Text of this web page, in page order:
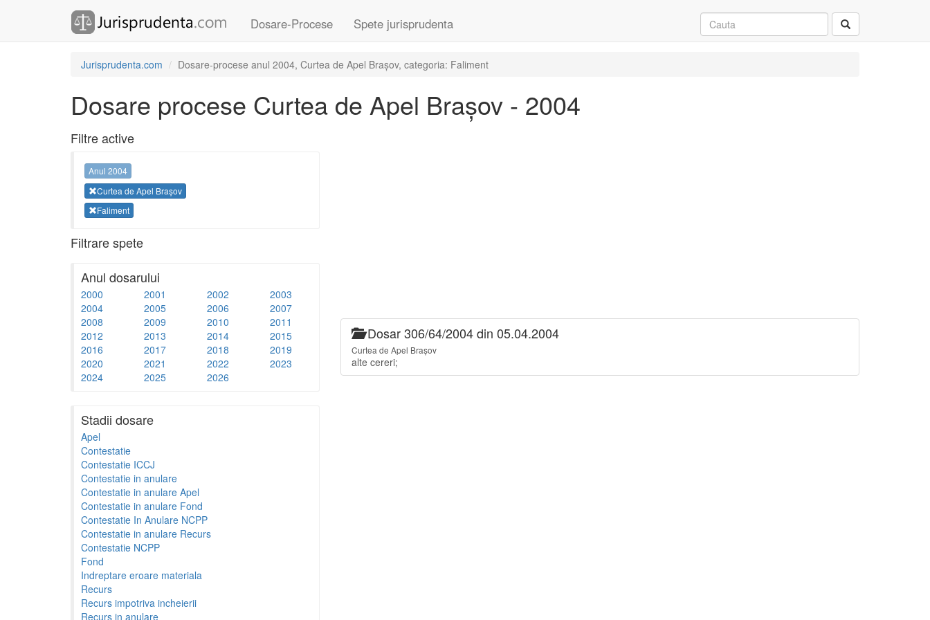
Dosare-Procese Spete jurisprudenta
Jurisprudenta.com Dosare-procese anul 2004, Curtea de Apel Brașov, categoria: Faliment
Dosare procese Curtea de Apel Brașov - 2004
Filtre active
Anul 2004
Curtea de Apel Brașov
Faliment
Filtrare spete
Anul dosarului
2000 2001 2002
2003
2004
2005 2006
2007
2008
2009 2010
2011
2012
2013 2014
2015
2016
2017 2018
2019
2020
2021 2022
2023
2024
2025 2026
Stadii dosare
Apel
Contestatie
Contestatie ICCJ
Contestatie in anulare
Contestatie in anulare Apel
Contestatie in anulare Fond
Contestatie In Anulare NCPP
Contestatie in anulare Recurs
Contestatie NCPP
Fond
Indreptare eroare materiala
Recurs
Recurs impotriva incheierii
Recurs in anulare
Dosar 306/64/2004 din 05.04.2004
Curtea de Apel Brașov
alte cereri;